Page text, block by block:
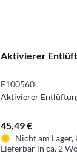
Aktivierer
E100560
Aktivierer
45,49 €
Nicht am
Lieferbar in ca. 2